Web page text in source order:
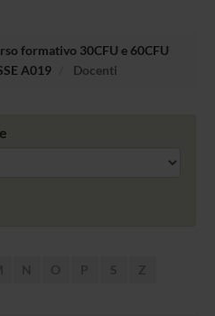
formativo 30CFU e 60CFU
A019
Docenti